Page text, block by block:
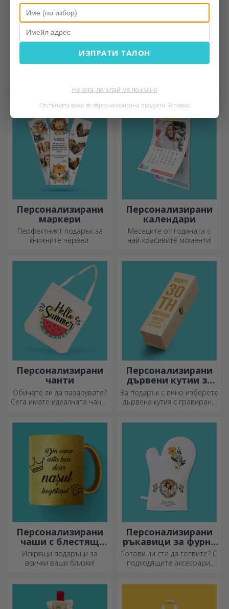
Персонализирани
Изберете персонализирано
на получателя върху него.
Персонализирани
кожени портфейли
Персонализирани
маркери
Перфектният подарък за
книжните червеи.
Персонализирани
календари
Месеците от годината с
най-красивите моменти!
Персонализирани
чанти
Обичате ли да пазарувате?
Сега имате идеалната чанта
Персонализирани
дървени кутии за
вино
За подарък с вино изберете
дървена кутия с гравирани
Персонализирани
чаши с блестящ
ефект
Искрящи подаръци за
всички ваши близки!
Персонализирани
ръкавици за фурна
и кухненски
аксесоари
Готови ли сте да готвите? С
подходящите аксесоари,
кухнята.
ИЗПРАТИ ТАЛОН
Не сега, попитай ме по-късно
Отстъпката важи за персонализирани продукти. Условия